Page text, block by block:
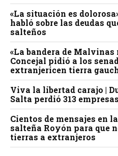
«La situación es
habló sobre las deudas
salteños
«La bandera de
Concejal pidió a los
extranjericen tierra
Viva la libertad carajo |
Salta perdió 313
Cientos de mensajes en
salteña Royón para que
tierras a extranjeros